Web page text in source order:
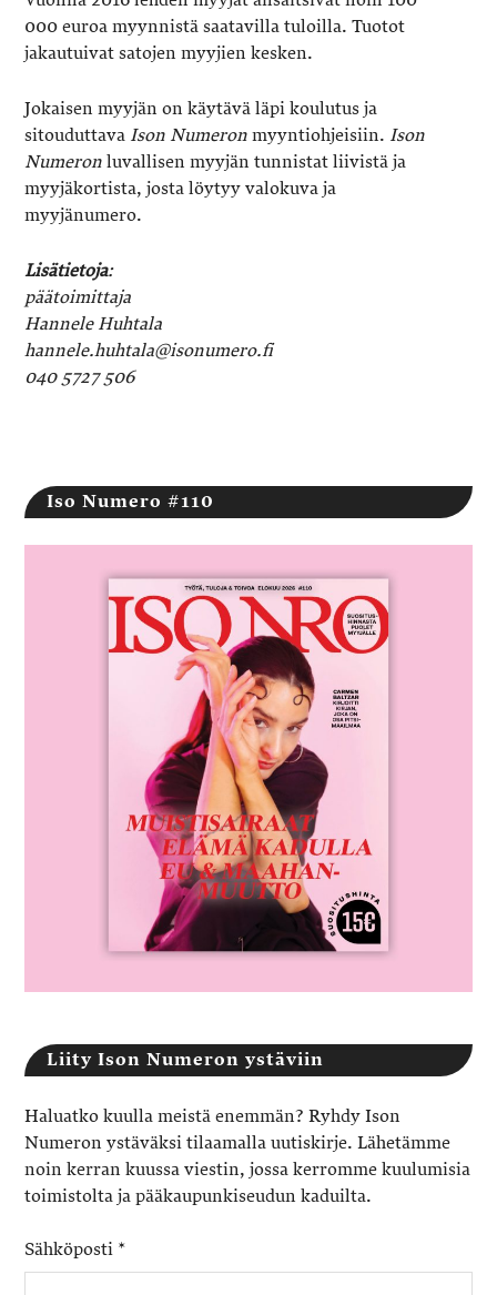
000 euroa myynnistä saatavilla tuloilla. Tuotot
jakautuivat satojen myyjien kesken.
Jokaisen myyjän on käytävä läpi koulutus ja
sitouduttava Ison Numeron myyntiohjeisiin. Ison
Numeron luvallisen myyjän tunnistat liivistä ja
myyjäkortista, josta löytyy valokuva ja
myyjänumero.
Lisätietoja:
päätoimittaja
Hannele Huhtala
hannele.huhtala@isonumero.fi
040 5727 506
Iso Numero #110
Liity Ison Numeron ystäviin
Haluatko kuulla meistä enemmän? Ryhdy Ison
Numeron ystäväksi tilaamalla uutiskirje. Lähetämme
noin kerran kuussa viestin, jossa kerromme kuulumisia
toimistolta ja pääkaupunkiseudun kaduilta.
Sähköposti *